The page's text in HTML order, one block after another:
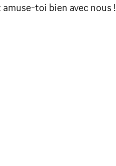
toi bien avec nous !